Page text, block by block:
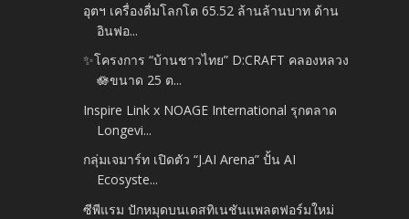
อุตฯ เครื่องดื่มโลกโต 65.52 ล้านล้านบาท ด้าน
อินฟอ...
✨โครงการ “บ้านชาวไทย” D:CRAFT คลองหลวง
🪷ขนาด 25 ต...
Inspire Link x NOAGE International รุกตลาด
Longevi...
กลุ่มเจมาร์ท เปิดตัว “J.AI Arena” ปั้น AI
Ecosyste...
ซีพีแรม ปักหมุดบนเดสทิเนชันแพลตฟอร์มใหม่